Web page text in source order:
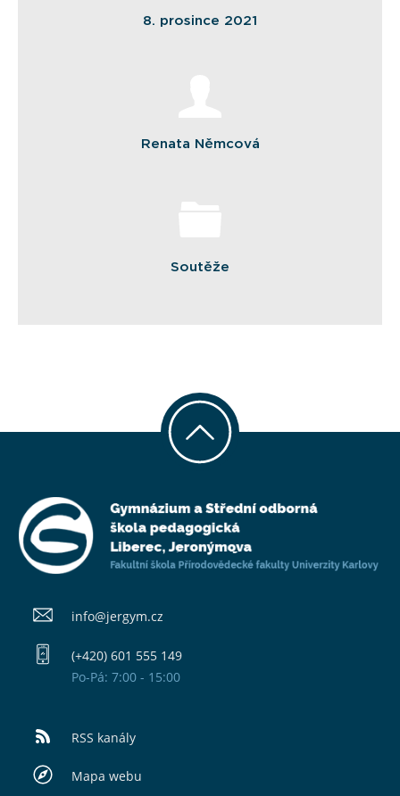
8. prosince 2021
Renata Němcová
Soutěže
info@​jergym.cz
(+420) 601 555 149
Po-Pá: 7:00 - 15:00
RSS kanály
Mapa webu